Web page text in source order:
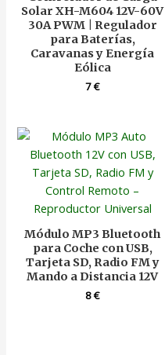
Solar XH-M604 12V-60V
30A PWM | Regulador
para Baterías,
Caravanas y Energía
Eólica
7€
Módulo MP3 Bluetooth
para Coche con USB,
Tarjeta SD, Radio FM y
Mando a Distancia 12V
8€